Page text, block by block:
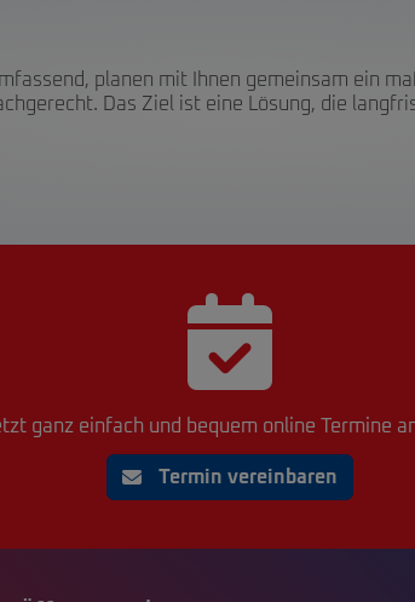
planen mit Ihnen gemeinsam ein
Das Ziel ist eine Lösung, die
ganz einfach und bequem online Termine
Termin vereinbaren